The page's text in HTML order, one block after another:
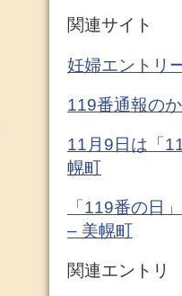
関連サイト
妊婦エントリ
119番通報の
11月9日は「
幌町
「119番の日
– 美幌町
関連エントリ